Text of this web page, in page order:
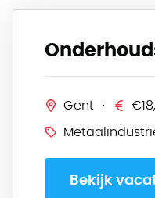
Gent
Bekijk